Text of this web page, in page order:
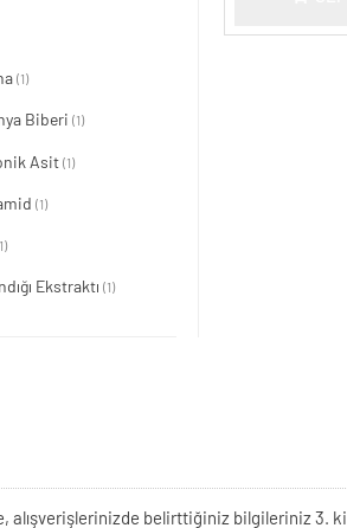
(1)
Biberi (1)
Asit (1)
(1)
Ekstraktı (1)
alışverişlerinizde belirttiğiniz bilgileriniz 3.